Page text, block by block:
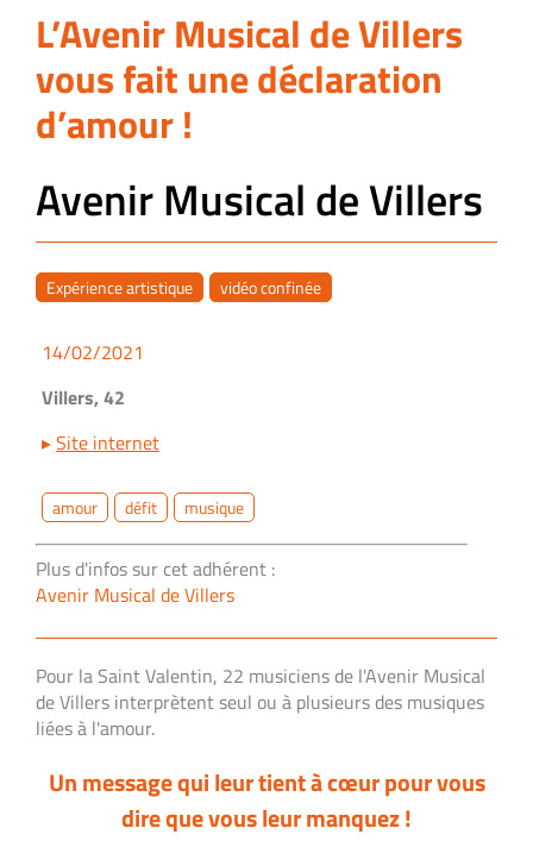
L’Avenir Musical de Villers
vous fait une déclaration
d’amour !
Avenir Musical de Villers
Expérience artistique vidéo confinée
14/02/2021
Villers, 42
▸Site internet
amour défit musique
Plus d'infos sur cet adhérent :
Avenir Musical de Villers
Pour la Saint Valentin, 22 musiciens de l'Avenir Musical
de Villers interprètent seul ou à plusieurs des musiques
liées à l'amour.
Un message qui leur tient à cœur pour vous
dire que vous leur manquez !